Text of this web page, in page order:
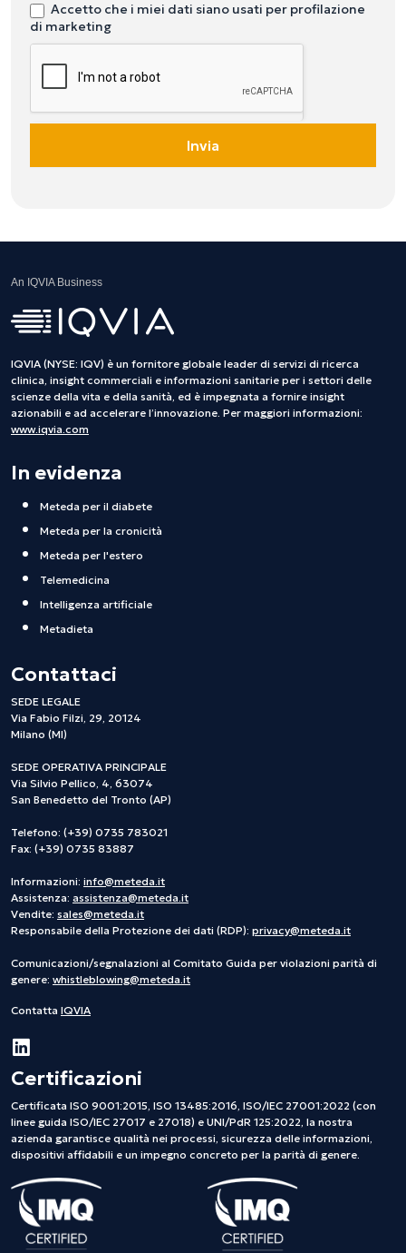
Accetto che i miei dati siano usati per profilazione
di marketing
Invia
An IQVIA Business
IQVIA (NYSE: IQV) è un fornitore globale leader di servizi di ricerca
clinica, insight commerciali e informazioni sanitarie per i settori delle
scienze della vita e della sanità, ed è impegnata a fornire insight
azionabili e ad accelerare l’innovazione. Per maggiori informazioni:
www.iqvia.com
In evidenza
Meteda per il diabete
Meteda per la cronicità
Meteda per l'estero
Telemedicina
Intelligenza artificiale
Metadieta
Contattaci
SEDE LEGALE
Via Fabio Filzi, 29, 20124
Milano (MI)
SEDE OPERATIVA PRINCIPALE
Via Silvio Pellico, 4, 63074
San Benedetto del Tronto (AP)
Telefono: (+39) 0735 783021
Fax: (+39) 0735 83887
Informazioni: info@meteda.it
Assistenza: assistenza@meteda.it
Vendite: sales@meteda.it
Responsabile della Protezione dei dati (RDP): privacy@meteda.it
Comunicazioni/segnalazioni al Comitato Guida per violazioni parità di
genere: whistleblowing@meteda.it
Contatta IQVIA
Certificazioni
Certificata ISO 9001:2015, ISO 13485:2016, ISO/IEC 27001:2022 (con
linee guida ISO/IEC 27017 e 27018) e UNI/PdR 125:2022, la nostra
azienda garantisce qualità nei processi, sicurezza delle informazioni,
dispositivi affidabili e un impegno concreto per la parità di genere.